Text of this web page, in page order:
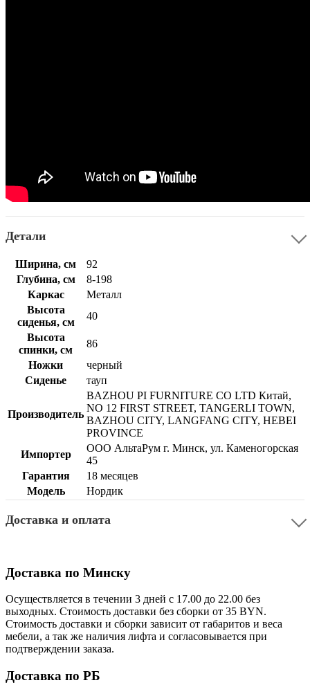
Детали
Ширина, см
92
Глубина, см
8-198
Каркас
Металл
Высота
сиденья, см
40
Высота
спинки, см
86
Ножки
черный
Сиденье
тауп
Производитель
BAZHOU PI FURNITURE CO LTD Китай,
NO 12 FIRST STREET, TANGERLI TOWN,
BAZHOU CITY, LANGFANG CITY, HEBEI
PROVINCE
Импортер
ООО АльтаРум г. Минск, ул. Каменогорская
45
Гарантия
18 месяцев
Модель
Нордик
Доставка и оплата
Доставка по Минску
Осуществляется в течении 3 дней с 17.00 до 22.00 без
выходных. Стоимость доставки без сборки от 35 BYN.
Стоимость доставки и сборки зависит от габаритов и веса
мебели, а так же наличия лифта и согласовывается при
подтверждении заказа.
Доставка по РБ